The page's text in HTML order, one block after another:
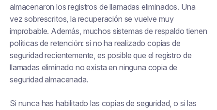
almacenaron los registros de llamadas eliminados. Una
vez sobrescritos, la recuperación se vuelve muy
improbable. Además, muchos sistemas de respaldo tienen
políticas de retención: si no ha realizado copias de
seguridad recientemente, es posible que el registro de
llamadas eliminado no exista en ninguna copia de
seguridad almacenada.
Si nunca has habilitado las copias de seguridad, o si las